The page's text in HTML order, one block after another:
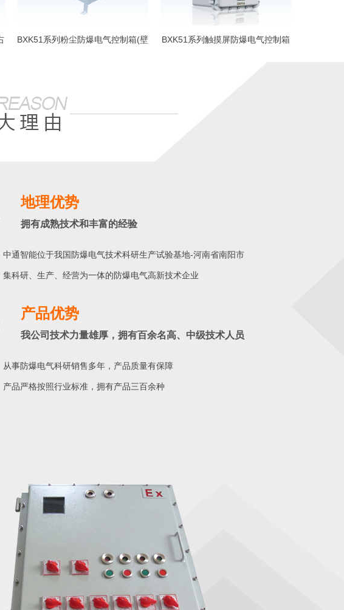
BXK51系列粉尘防爆电气控制箱(壁
BXK51系列触摸屏防爆电气控制箱
地理优势
拥有成熟技术和丰富的经验
中通智能位于我国防爆电气技术科研生产试验基地-河南省南阳市
集科研、生产、经营为一体的防爆电气高新技术企业
产品优势
我公司技术力量雄厚，拥有百余名高、中级技术人员
从事防爆电气科研销售多年，产品质量有保障
产品严格按照行业标准，拥有产品三百余种